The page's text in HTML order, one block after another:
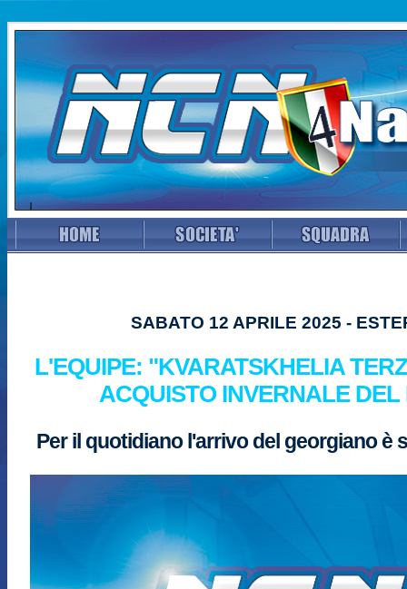
SABATO 12 APRILE 2025 -
L'EQUIPE: "KVARATSKHELIA
ACQUISTO INVERNALE DEL
Per il quotidiano l'arrivo del georgiano è